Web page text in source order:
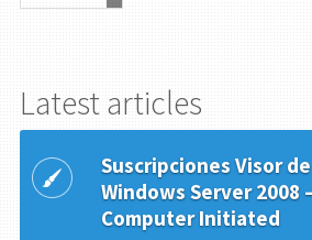
Latest articles
Suscripciones Visor
Windows Server 2008
Computer Initiated